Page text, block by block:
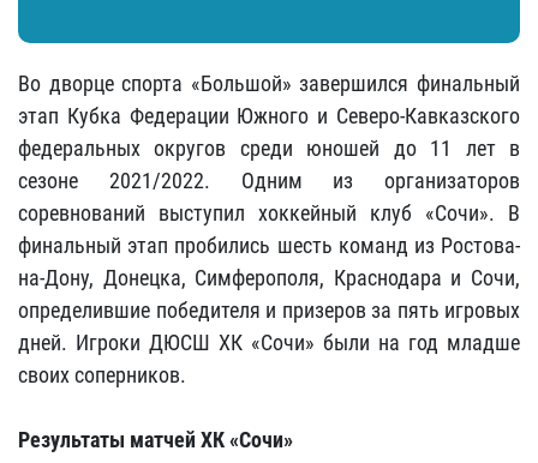
Во дворце спорта «Большой» завершился финальный
этап Кубка Федерации Южного и Северо-Кавказского
федеральных округов среди юношей до 11 лет в
сезоне 2021/2022. Одним из организаторов
соревнований выступил хоккейный клуб «Сочи». В
финальный этап пробились шесть команд из Ростова-
на-Дону, Донецка, Симферополя, Краснодара и Сочи,
определившие победителя и призеров за пять игровых
дней. Игроки ДЮСШ ХК «Сочи» были на год младше
своих соперников.
Результаты матчей ХК «Сочи»